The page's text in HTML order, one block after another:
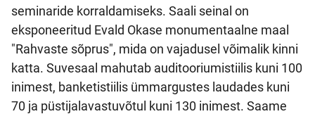
seminaride korraldamiseks. Saali seinal on
eksponeeritud Evald Okase monumentaalne maal
"Rahvaste sõprus", mida on vajadusel võimalik kinni
katta. Suvesaal mahutab auditooriumistiilis kuni 100
inimest, banketistiilis ümmargustes laudades kuni
70 ja püstijalavastuvõtul kuni 130 inimest. Saame